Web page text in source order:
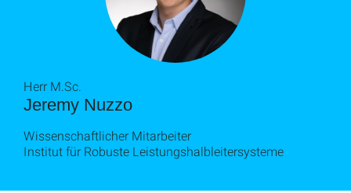
Jeremy Nuzzo
Herr M.Sc.
Wissenschaftlicher Mitarbeiter
Institut für Robuste Leistungshalbleitersysteme